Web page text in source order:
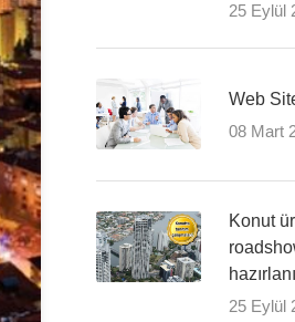
25 Eylül
Web
08 Mart
Konut
25 Eylül